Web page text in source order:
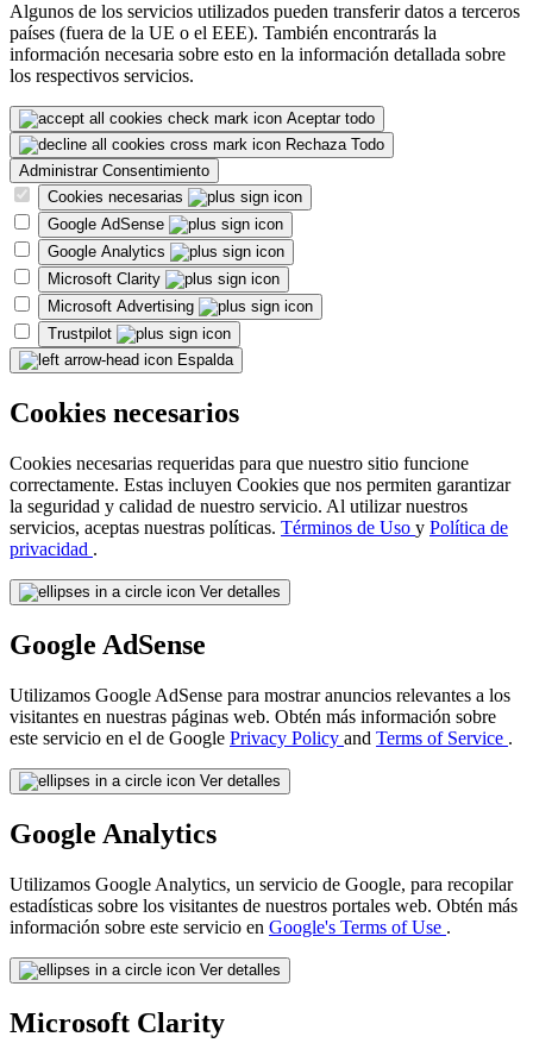
Algunos de los servicios utilizados pueden transferir datos a terceros
países (fuera de la UE o el EEE). También encontrarás la
información necesaria sobre esto en la información detallada sobre
los respectivos servicios.
Aceptar todo
Rechaza Todo
Administrar Consentimiento
Cookies necesarias
Google AdSense
Google Analytics
Microsoft Clarity
Microsoft Advertising
Trustpilot
Espalda
Cookies necesarios
Cookies necesarias requeridas para que nuestro sitio funcione
correctamente. Estas incluyen Cookies que nos permiten garantizar
la seguridad y calidad de nuestro servicio. Al utilizar nuestros
servicios, aceptas nuestras políticas. Términos de Uso y Política de
privacidad .
Ver detalles
Google AdSense
Utilizamos Google AdSense para mostrar anuncios relevantes a los
visitantes en nuestras páginas web. Obtén más información sobre
este servicio en el de Google Privacy Policy and Terms of Service .
Ver detalles
Google Analytics
Utilizamos Google Analytics, un servicio de Google, para recopilar
estadísticas sobre los visitantes de nuestros portales web. Obtén más
información sobre este servicio en Google's Terms of Use .
Ver detalles
Microsoft Clarity